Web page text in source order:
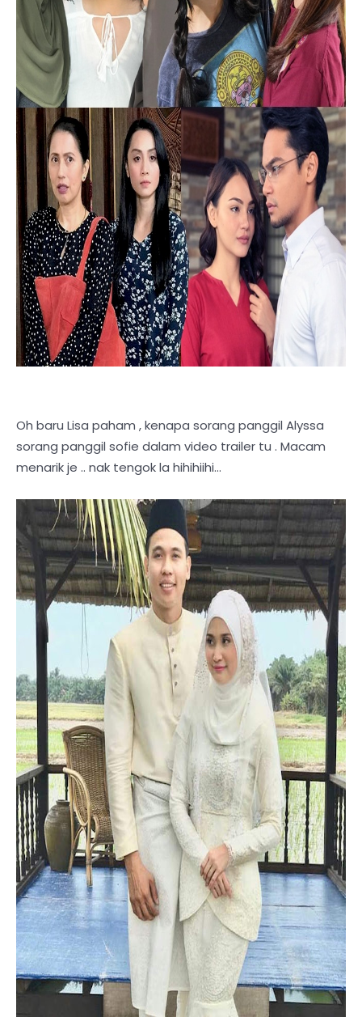
Oh baru Lisa paham , kenapa sorang panggil Alyssa
sorang panggil sofie dalam video trailer tu . Macam
menarik je .. nak tengok la hihihiihi...